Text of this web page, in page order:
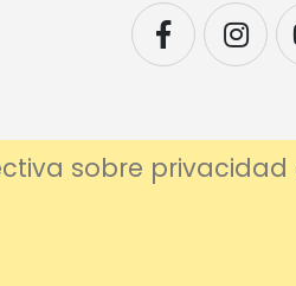
sobre privacidad